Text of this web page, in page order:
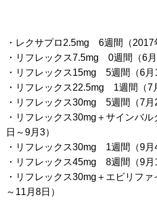
・レクサプロ2.5mg 6週間（2017
・リフレックス7.5mg 0週間（6月
・リフレックス15mg 5週間（6月
・リフレックス22.5mg 1週間（7
・リフレックス30mg 5週間（7月
・リフレックス30mg＋サインバ
日～9月3）
・リフレックス30mg 1週間（9月
・リフレックス45mg 8週間（9月
・リフレックス30mg＋エビリフ
～11月8日）